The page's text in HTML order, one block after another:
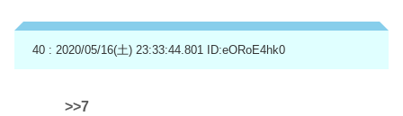
40 : 2020/05/16(土) 23:33:44.801 ID:eORoE4hk0
>>7